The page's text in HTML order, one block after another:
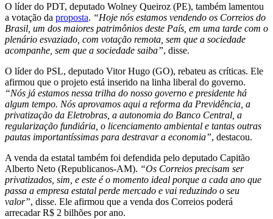
O líder do PDT, deputado Wolney Queiroz (PE), também lamentou
a votação da proposta. “Hoje nós estamos vendendo os Correios do
Brasil, um dos maiores patrimônios deste País, em uma tarde com o
plenário esvaziado, com votação remota, sem que a sociedade
acompanhe, sem que a sociedade saiba”, disse.
O líder do PSL, deputado Vitor Hugo (GO), rebateu as críticas. Ele
afirmou que o projeto está inserido na linha liberal do governo.
“Nós já estamos nessa trilha do nosso governo e presidente há
algum tempo. Nós aprovamos aqui a reforma da Previdência, a
privatização da Eletrobras, a autonomia do Banco Central, a
regularização fundiária, o licenciamento ambiental e tantas outras
pautas importantíssimas para destravar a economia”, destacou.
A venda da estatal também foi defendida pelo deputado Capitão
Alberto Neto (Republicanos-AM). “Os Correios precisam ser
privatizados, sim, e este é o momento ideal porque a cada ano que
passa a empresa estatal perde mercado e vai reduzindo o seu
valor”, disse. Ele afirmou que a venda dos Correios poderá
arrecadar R$ 2 bilhões por ano.